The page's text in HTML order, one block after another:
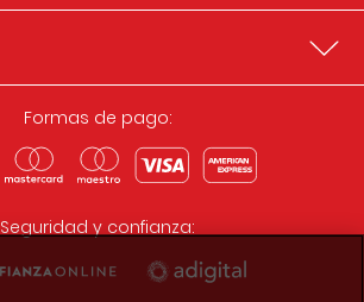
Formas de pago:
Seguridad y confianza: